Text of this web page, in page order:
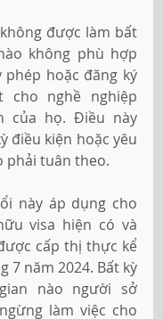
được làm bất
không phù hợp
phép hoặc đăng ký
cho nghề nghiệp
của họ. Điều này
điều kiện hoặc yêu
phải tuân theo.
này áp dụng cho
visa hiện có và
cấp thị thực kể
7 năm 2024. Bất kỳ
nào người sở
làm việc cho